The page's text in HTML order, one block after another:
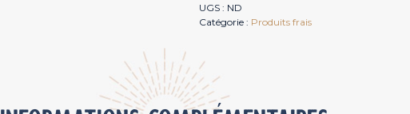
lait
cru
et
demi-
sel
UGS : ND
Catégorie : Produits frais